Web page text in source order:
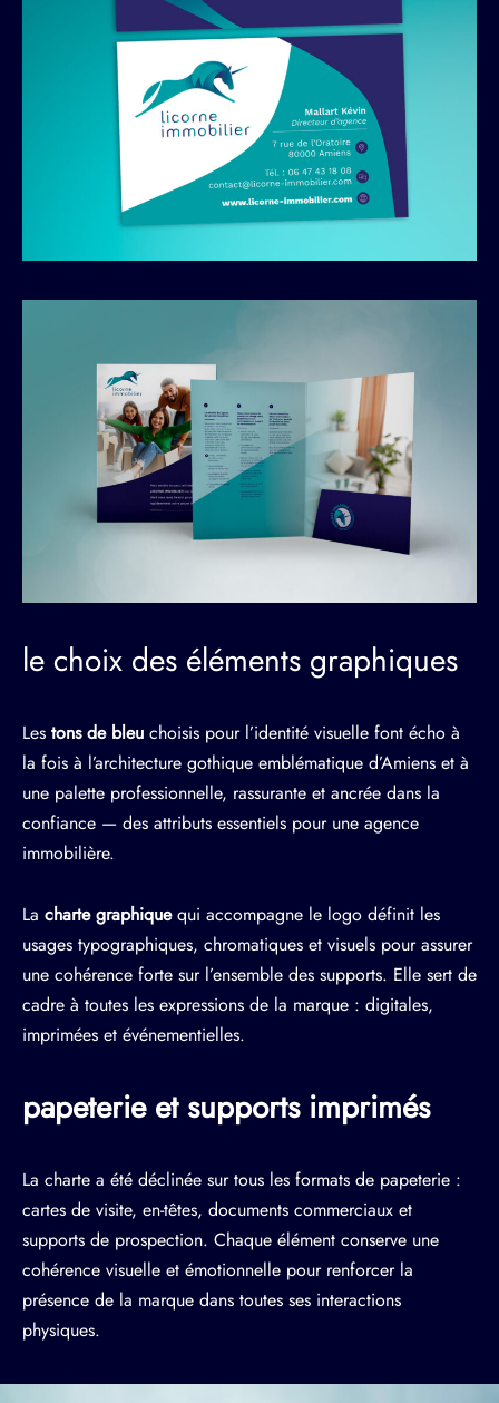
le choix des éléments graphiques
Les tons de bleu choisis pour l’identité visuelle font écho à
la fois à l’architecture gothique emblématique d’Amiens et à
une palette professionnelle, rassurante et ancrée dans la
confiance — des attributs essentiels pour une agence
immobilière.
La charte graphiquequi accompagne le logo définit les
usages typographiques, chromatiques et visuels pour assurer
une cohérence forte sur l’ensemble des supports. Elle sert de
cadre à toutes les expressions de la marque : digitales,
imprimées et événementielles.
papeterie et supports imprimés
La charte a été déclinée sur tous les formats de papeterie :
cartes de visite, en-têtes, documents commerciaux et
supports de prospection. Chaque élément conserve une
cohérence visuelle et émotionnelle pour renforcer la
présence de la marque dans toutes ses interactions
physiques.